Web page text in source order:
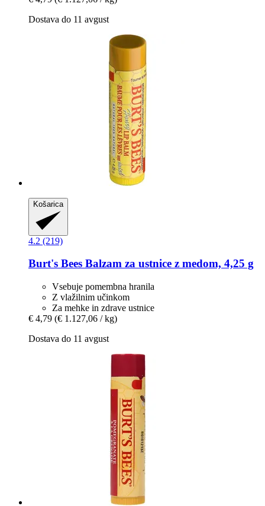
Dostava do 11 avgust
Košarica
4.2 (219)
Burt's Bees Balzam za ustnice z medom, 4,25 g
Vsebuje pomembna hranila
Z vlažilnim učinkom
Za mehke in zdrave ustnice
€ 4,79 (€ 1.127,06 / kg)
Dostava do 11 avgust